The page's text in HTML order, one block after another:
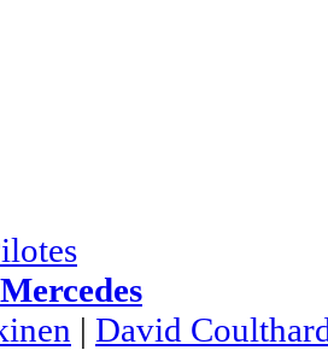
| David